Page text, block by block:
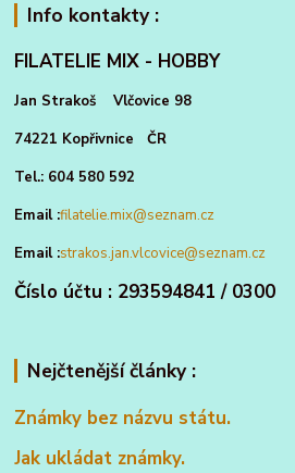
Info kontakty :
FILATELIE MIX - HOBBY
Jan Strakoš Vlčovice 98
74221 Kopřivnice ČR
Tel.: 604 580 592
Email :filatelie.mix@seznam.cz
Email :strakos.jan.vlcovice@seznam.cz
Číslo účtu : 293594841 / 0300
Nejčtenější články :
Známky bez názvu státu.
Jak ukládat známky.